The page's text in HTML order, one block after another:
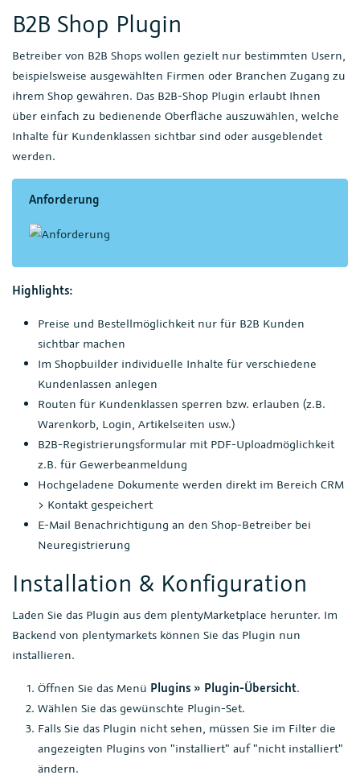
B2B Shop Plugin
Betreiber von B2B Shops wollen gezielt nur bestimmten Usern,
beispielsweise ausgewählten Firmen oder Branchen Zugang zu
ihrem Shop gewähren. Das B2B-Shop Plugin erlaubt Ihnen
über einfach zu bedienende Oberfläche auszuwählen, welche
Inhalte für Kundenklassen sichtbar sind oder ausgeblendet
werden.
Anforderung
Highlights:
Preise und Bestellmöglichkeit nur für B2B Kunden
sichtbar machen
Im Shopbuilder individuelle Inhalte für verschiedene
Kundenlassen anlegen
Routen für Kundenklassen sperren bzw. erlauben (z.B.
Warenkorb, Login, Artikelseiten usw.)
B2B-Registrierungsformular mit PDF-Uploadmöglichkeit
z.B. für Gewerbeanmeldung
Hochgeladene Dokumente werden direkt im Bereich CRM
> Kontakt gespeichert
E-Mail Benachrichtigung an den Shop-Betreiber bei
Neuregistrierung
Installation & Konfiguration
Laden Sie das Plugin aus dem plentyMarketplace herunter. Im
Backend von plentymarkets können Sie das Plugin nun
installieren.
Öffnen Sie das Menü Plugins » Plugin-Übersicht.
Wählen Sie das gewünschte Plugin-Set.
Falls Sie das Plugin nicht sehen, müssen Sie im Filter die
angezeigten Plugins von "installiert" auf "nicht installiert"
ändern.